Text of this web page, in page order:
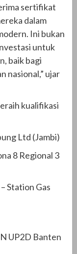
sertifikat
dalam
Ini bukan
untuk
baik bagi
nasional,” ujar
kualifikasi
Ltd (Jambi)
8 Regional 3
Station Gas
UP2D Banten